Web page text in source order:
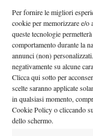
Per fornire le migliori
cookie per memorizzare e/
queste tecnologie
comportamento durante la
annunci (non)
negativamente su alcune
Clicca qui sotto per
scelte saranno applicate
in qualsiasi momento,
Cookie Policy o cliccando
dello schermo.
Ruanda.
“Per prima
cosa devo
dire che nel
mio paese
non ci sono molti
ragazzi che
quindi rinunciare